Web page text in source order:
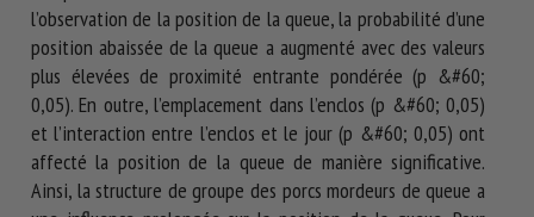
l’observation de la position de la queue, la probabilité d’une
position abaissée de la queue a augmenté avec des valeurs
plus élevées de proximité entrante pondérée (p &#60;
0,05). En outre, l’emplacement dans l’enclos (p &#60; 0,05)
et l’interaction entre l’enclos et le jour (p &#60; 0,05) ont
affecté la position de la queue de manière significative.
Ainsi, la structure de groupe des porcs mordeurs de queue a